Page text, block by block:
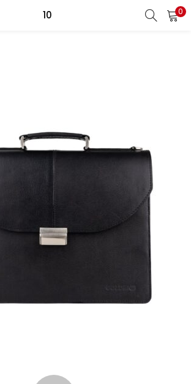
10 0
Recherche
REGISTRE
d'utilisateur et le mot de passe pour vous
moi
Connexion